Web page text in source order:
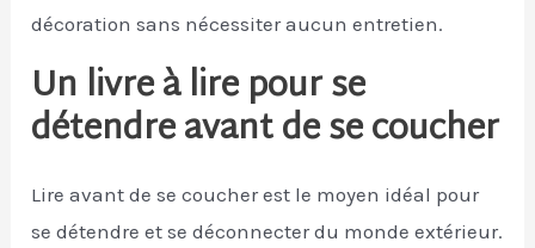
décoration sans nécessiter aucun entretien.
Un livre à lire pour se
détendre avant de se coucher
Lire avant de se coucher est le moyen idéal pour
se détendre et se déconnecter du monde extérieur.